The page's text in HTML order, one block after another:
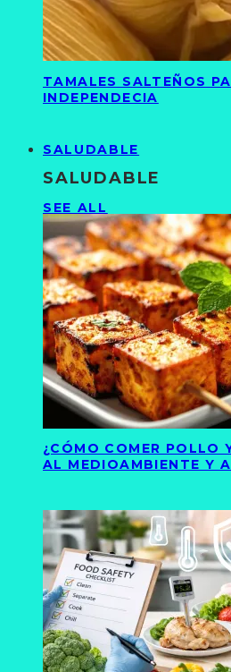
TAMALES SALTEÑOS
INDEPENDECIA
SALUDABLE
SALUDABLE
SEE ALL
¿CÓMO COMER POLLO
AL MEDIOAMBIENTE Y